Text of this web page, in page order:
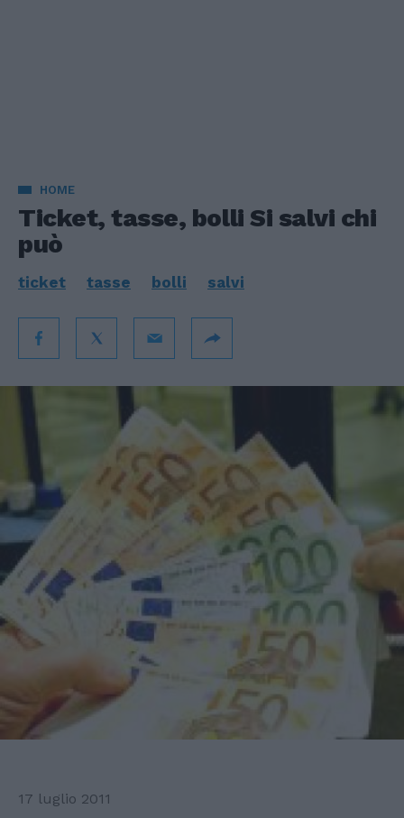
HOME
Ticket, tasse, bolli Si salvi chi
può
ticket tasse bolli salvi
17 luglio 2011